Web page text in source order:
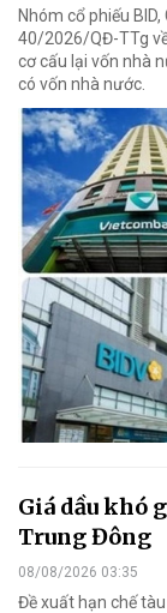
Nhóm cổ phiếu
40/2026/QĐ-TTg
cơ cấu lại vốn nhà
có vốn nhà nước.
Giá dầu khó
Trung Đông
08/08/2026 03:35
Đề xuất hạn chế